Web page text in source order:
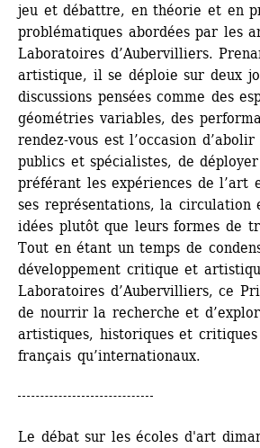
jeu et débattre, en théorie et en
problématiques abordées par les
Laboratoires d’Aubervilliers.
artistique, il se déploie sur deux
discussions pensées comme des
géométries variables, des
rendez-vous est l’occasion
publics et spécialistes, de
préférant les expériences de
ses représentations, la circulation
idées plutôt que leurs formes de
Tout en étant un temps de
développement critique et
Laboratoires d’Aubervilliers, ce
de nourrir la recherche et
artistiques, historiques et
français qu’internationaux.
Le débat sur les écoles d'art